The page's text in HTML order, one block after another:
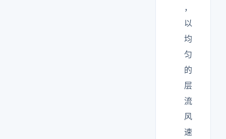
，
以
均
匀
的
层
流
风
速